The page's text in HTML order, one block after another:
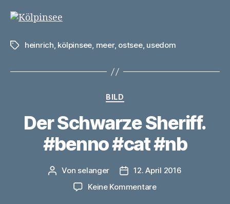
Schlagwörter
heinrich, kölpinsee, meer, ostsee, usedom
Kategorien
BILD
Der Schwarze Sheriff.
#benno #cat #nb
Beitragsautor
Von selanger Veröffentlichungsdatum
12. April 2016
Keine Kommentarezu